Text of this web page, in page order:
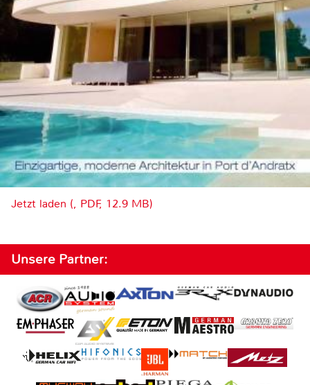
Jetzt laden (, PDF, 12.9 MB)
Unsere Partner: